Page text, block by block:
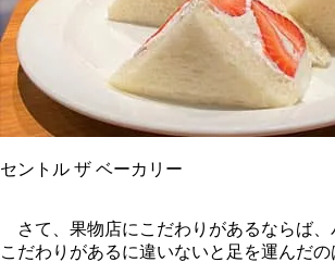
セントル ザ ベーカリー
さて、果物店にこだわりがあるならば、
こだわりがあるに違いないと足を運んだ